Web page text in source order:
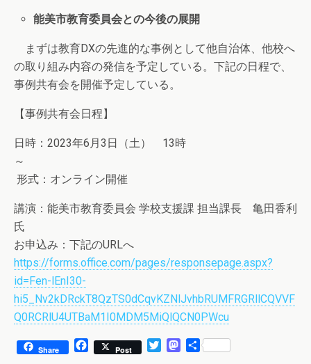
能美市教育委員会との今後の展開
まずは教育DXの先進的な事例として他自治体、他校へ
の取り組み内容の発信を予定している。下記の日程で、
事例共有会を開催予定している。
【事例共有会日程】
日時：2023年6月3日（土） 13時
～
形式：オンライン開催
講演：能美市教育委員会 学校支援課 担当課長 亀田香利
氏
お申込み：下記のURLへ
https://forms.office.com/pages/responsepage.aspx?
id=Fen-lEnI30-
hi5_Nv2kDRckT8QzTS0dCqvKZNlJvhbRUMFRGRllCQVVF
Q0RCRlU4UTBaM1I0MDM5MiQlQCN0PWcu
Share
F
Post
M
共